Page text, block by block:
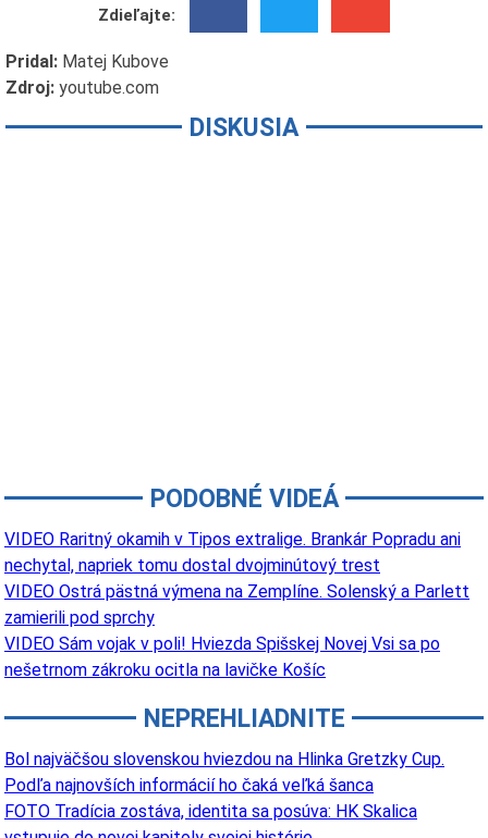
Zdieľajte:
Pridal: Matej Kubove
Zdroj: youtube.com
DISKUSIA
PODOBNÉ VIDEÁ
VIDEO Raritný okamih v Tipos extralige. Brankár Popradu ani
nechytal, napriek tomu dostal dvojminútový trest
VIDEO Ostrá pästná výmena na Zemplíne. Solenský a Parlett
zamierili pod sprchy
VIDEO Sám vojak v poli! Hviezda Spišskej Novej Vsi sa po
nešetrnom zákroku ocitla na lavičke Košíc
NEPREHLIADNITE
Bol najväčšou slovenskou hviezdou na Hlinka Gretzky Cup.
Podľa najnovších informácií ho čaká veľká šanca
FOTO Tradícia zostáva, identita sa posúva: HK Skalica